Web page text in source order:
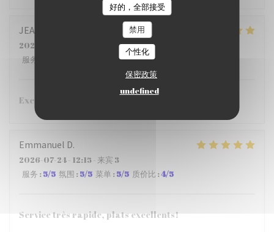
好的，全部接受
禁用
个性化
保密政策
undefined
JEAN PHILIPPE
2026-07-23
- 12:15 - 来宾 6
服务
5/5 质价比
Excellent restaurant !!!
Emmanuel D
2026-07-24- 12:15 - 来宾 3
服务 :5/5 氛围 :5/5 菜单 : 5/5 质价比 :4/5
Service très rapide, plats excellents!